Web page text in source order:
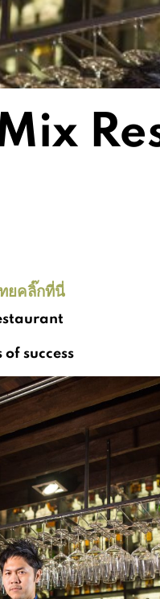
ยคลิ๊กที่นี่
of success